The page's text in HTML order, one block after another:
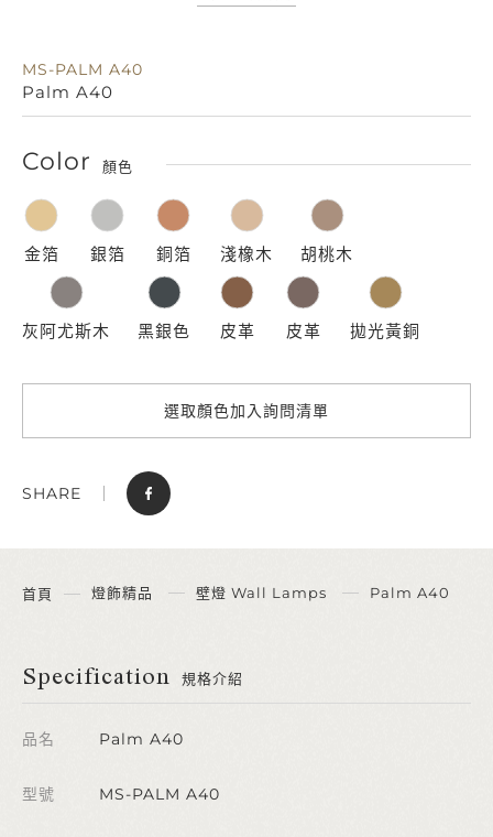
MS-PALM A40
Palm A40
Color 顏色
金箔 銀箔 銅箔 淺橡木 胡桃木
灰阿尤斯木 黑銀色 皮革 皮革 拋光黃銅
選取顏色加入詢問清單
SHARE
首頁 燈飾精品 壁燈 Wall Lamps Palm A40
Specification 規格介紹
品名 Palm A40
型號 MS-PALM A40